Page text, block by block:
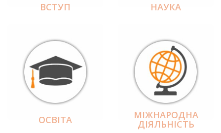
ВСТУП НАУКА
ОСВІТА МІЖНАРОДНА
ДІЯЛЬНІCТЬ